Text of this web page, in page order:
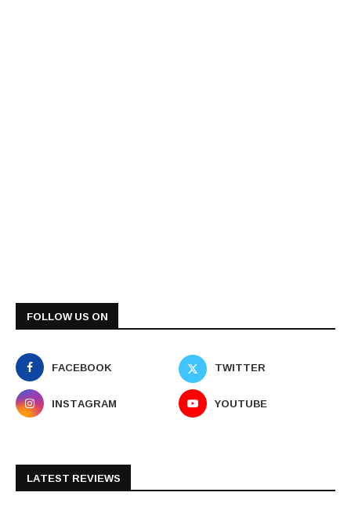
FOLLOW US ON
FACEBOOK
TWITTER
INSTAGRAM
YOUTUBE
LATEST REVIEWS